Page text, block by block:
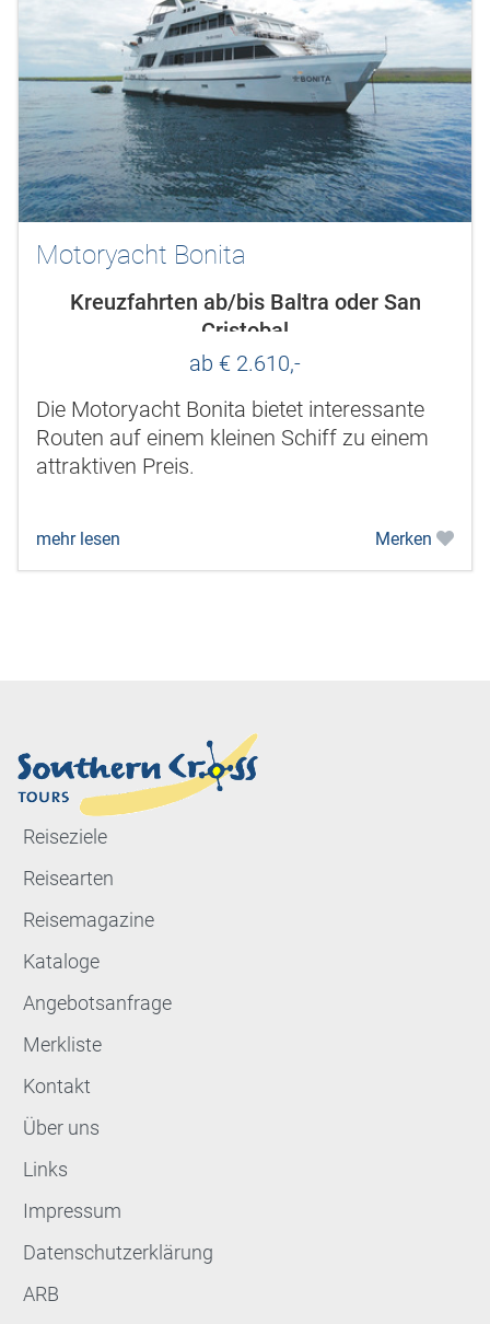
Motoryacht Bonita
Kreuzfahrten ab/bis Baltra oder San
Cristobal
ab € 2.610,-
Die Motoryacht Bonita bietet interessante
Routen auf einem kleinen Schiff zu einem
attraktiven Preis.
mehr lesen Merken
Reiseziele
Reisearten
Reisemagazine
Kataloge
Angebotsanfrage
Merkliste
Kontakt
Über uns
Links
Impressum
Datenschutzerklärung
ARB